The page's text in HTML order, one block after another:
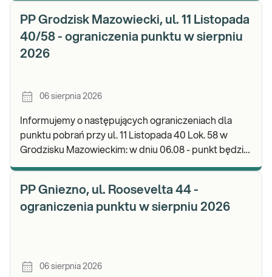
PP Grodzisk Mazowiecki, ul. 11 Listopada
40/58 - ograniczenia punktu w sierpniu
2026
06 sierpnia 2026
Informujemy o następujących ograniczeniach dla
punktu pobrań przy ul. 11 Listopada 40 Lok. 58 w
Grodzisku Mazowieckim: w dniu 06.08 - punkt będzie
PP Gniezno, ul. Roosevelta 44 -
ograniczenia punktu w sierpniu 2026
06 sierpnia 2026